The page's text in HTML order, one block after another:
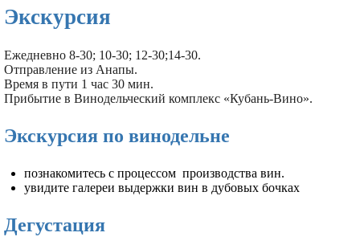
Экскурсия
Ежедневно 8-30; 10-30; 12-30;14-30.
Отправление из Анапы.
Время в пути 1 час 30 мин.
Прибытие в Винодельческий комплекс «Кубань-Вино».
Экскурсия по винодельне
познакомитесь с процессом производства вин.
увидите галереи выдержки вин в дубовых бочках
Дегустация